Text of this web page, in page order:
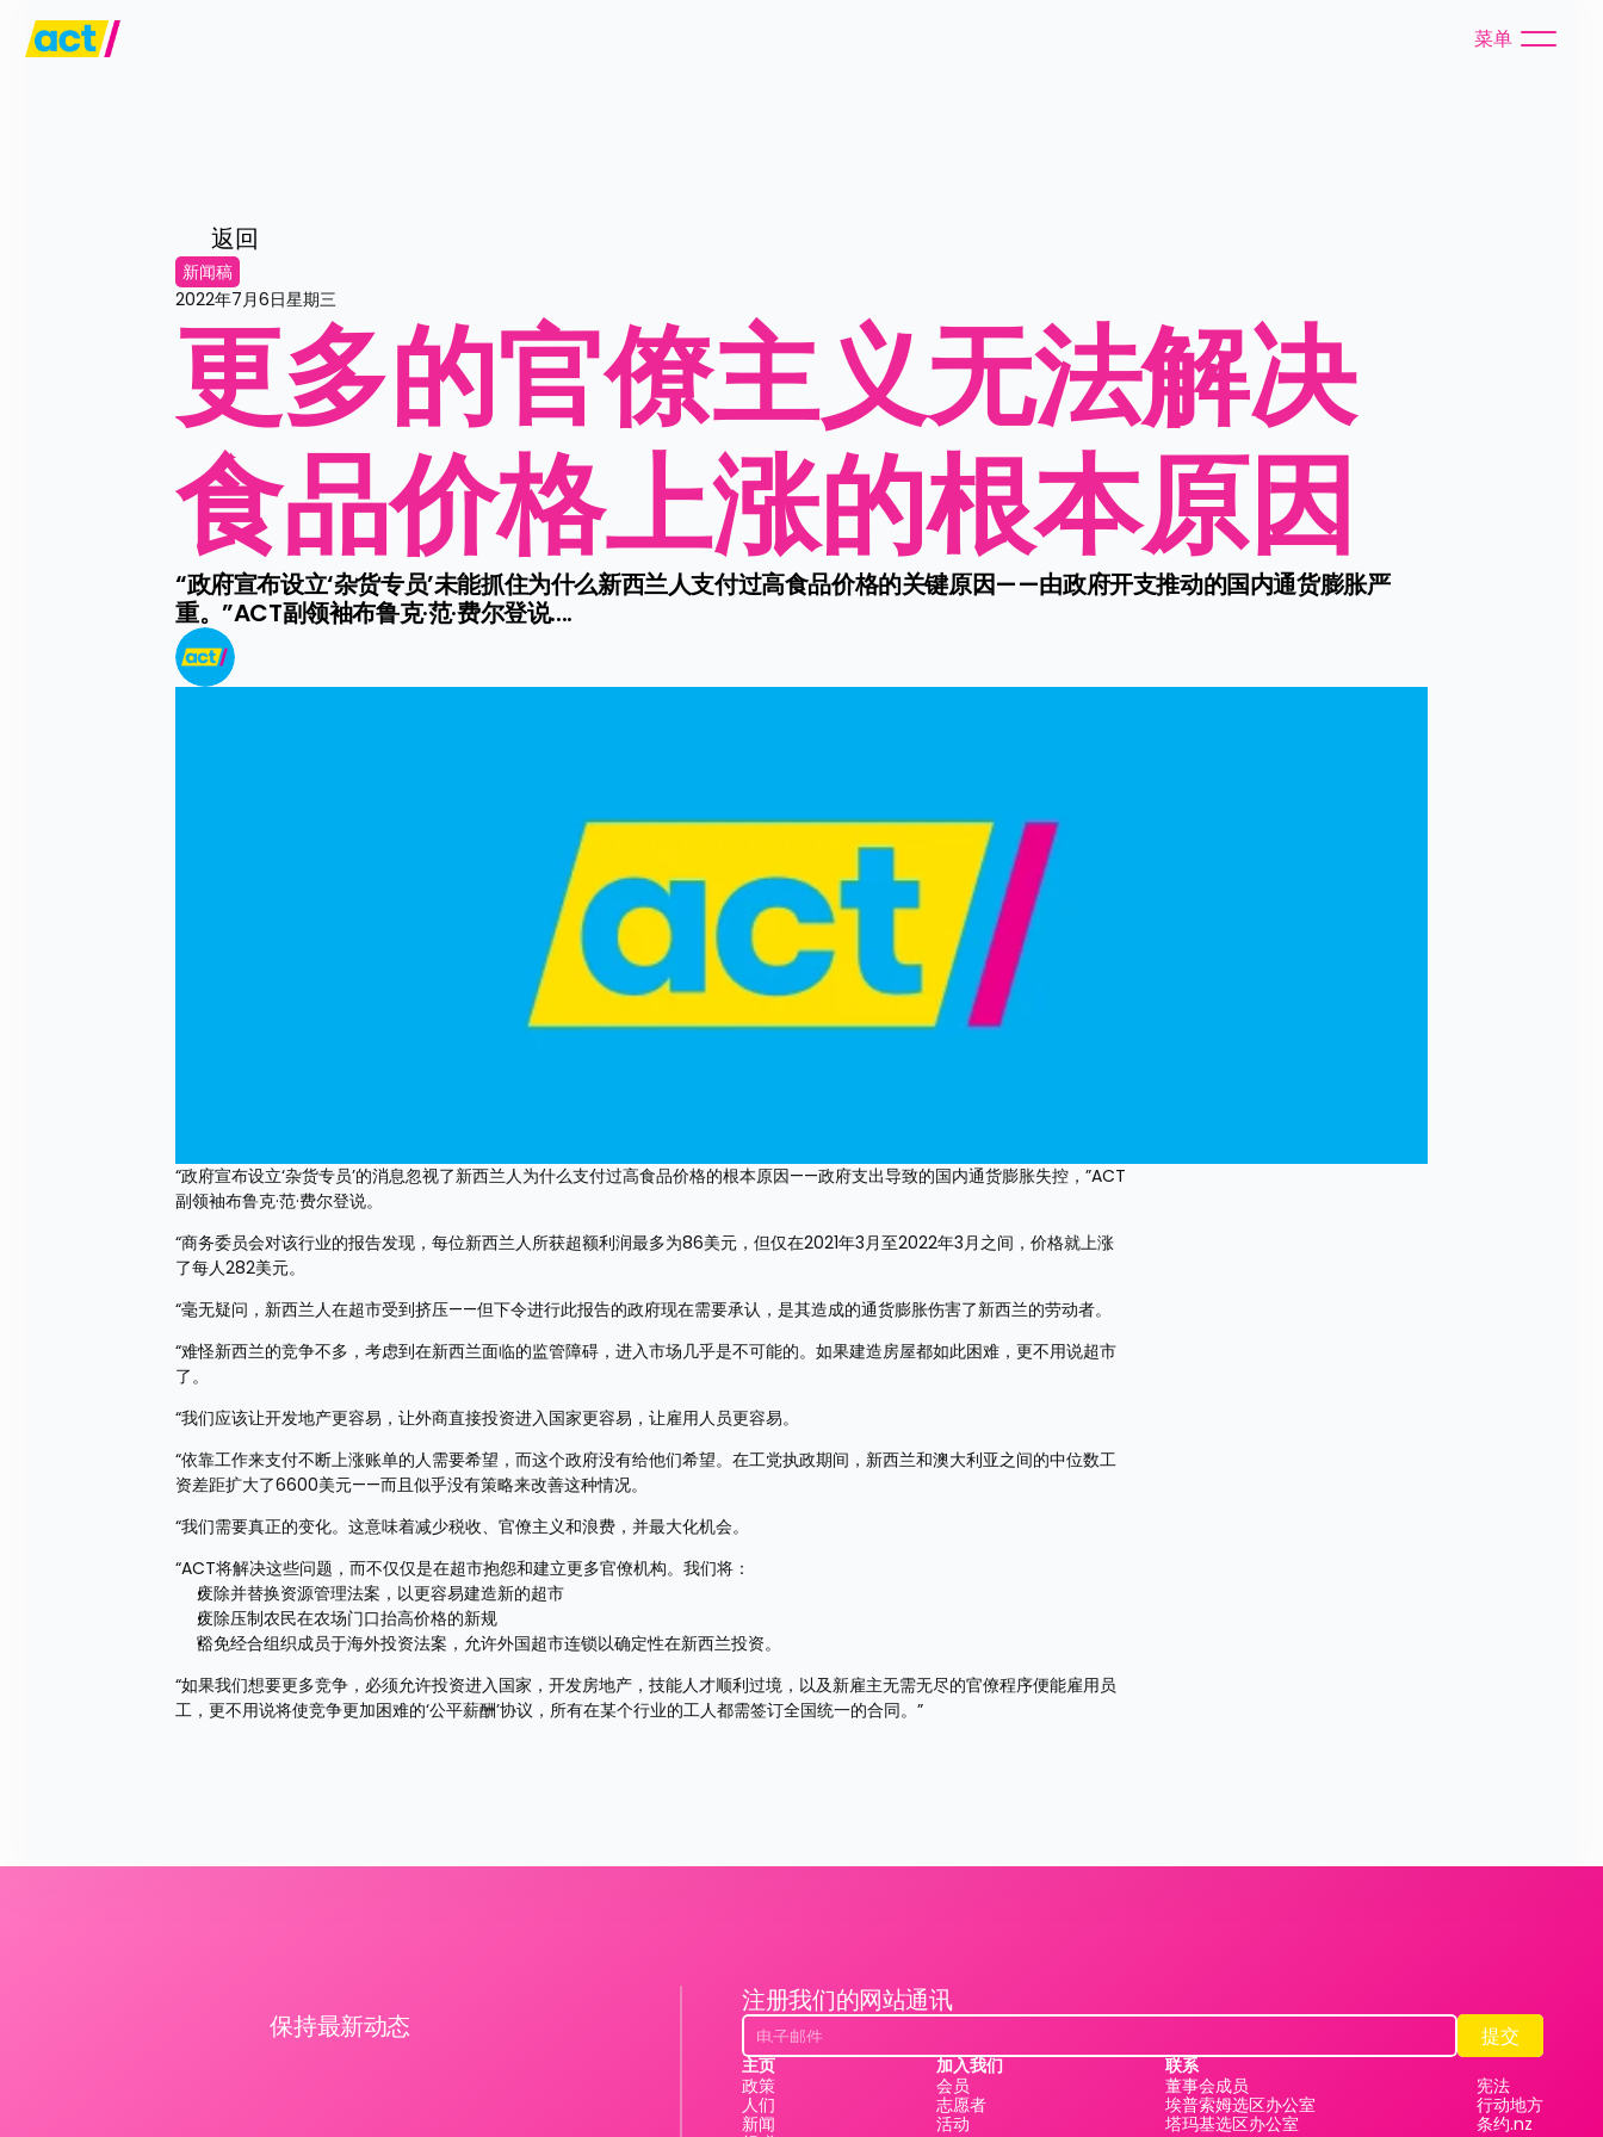
菜单
返回
新闻稿
2022年7月6日星期三
更多的官僚主义无法解决
食品价格上涨的根本原因
“政府宣布设立‘杂货专员’未能抓住为什么新西兰人支付过高食品价格的关键原因——由政府开支推动的国内通货膨胀严
重。”ACT副领袖布鲁克·范·费尔登说....
“政府宣布设立‘杂货专员’的消息忽视了新西兰人为什么支付过高食品价格的根本原因——政府支出导致的国内通货膨胀失控，”ACT
副领袖布鲁克·范·费尔登说。
“商务委员会对该行业的报告发现，每位新西兰人所获超额利润最多为86美元，但仅在2021年3月至2022年3月之间，价格就上涨
了每人282美元。
“毫无疑问，新西兰人在超市受到挤压——但下令进行此报告的政府现在需要承认，是其造成的通货膨胀伤害了新西兰的劳动者。
“难怪新西兰的竞争不多，考虑到在新西兰面临的监管障碍，进入市场几乎是不可能的。如果建造房屋都如此困难，更不用说超市
了。
“我们应该让开发地产更容易，让外商直接投资进入国家更容易，让雇用人员更容易。
“依靠工作来支付不断上涨账单的人需要希望，而这个政府没有给他们希望。在工党执政期间，新西兰和澳大利亚之间的中位数工
资差距扩大了6600美元——而且似乎没有策略来改善这种情况。
“我们需要真正的变化。这意味着减少税收、官僚主义和浪费，并最大化机会。
“ACT将解决这些问题，而不仅仅是在超市抱怨和建立更多官僚机构。我们将：
废除并替换资源管理法案，以更容易建造新的超市
废除压制农民在农场门口抬高价格的新规
豁免经合组织成员于海外投资法案，允许外国超市连锁以确定性在新西兰投资。
“如果我们想要更多竞争，必须允许投资进入国家，开发房地产，技能人才顺利过境，以及新雇主无需无尽的官僚程序便能雇用员
工，更不用说将使竞争更加困难的‘公平薪酬’协议，所有在某个行业的工人都需签订全国统一的合同。”
保持最新动态
注册我们的网站通讯
提交
提交
主页
政策
人们
新闻
加入我们
会员
志愿者
活动
联系
董事会成员
埃普索姆选区办公室
塔玛基选区办公室
宪法
行动地方
条约.nz